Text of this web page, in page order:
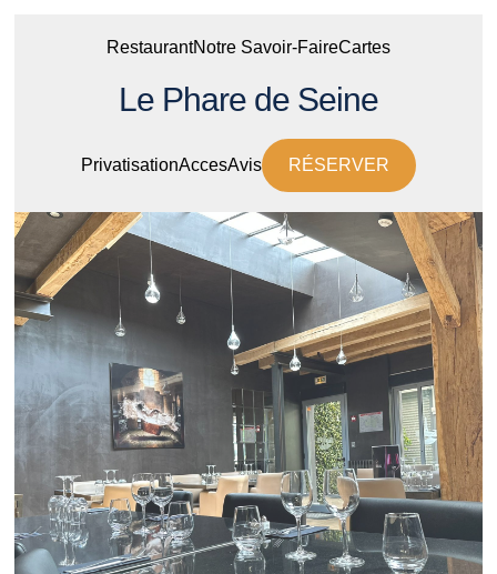
RestaurantNotre Savoir-FaireCartes
Le Phare de Seine
PrivatisationAccesAvis RÉSERVER